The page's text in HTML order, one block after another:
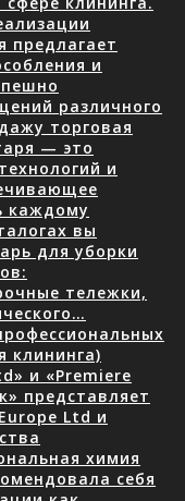
предлагает
и
различного
торговая
— это
и
каждому
вы
для уборки
тележки,
клининга)
и «Premiere
представляет
Ltd и
химия
себя